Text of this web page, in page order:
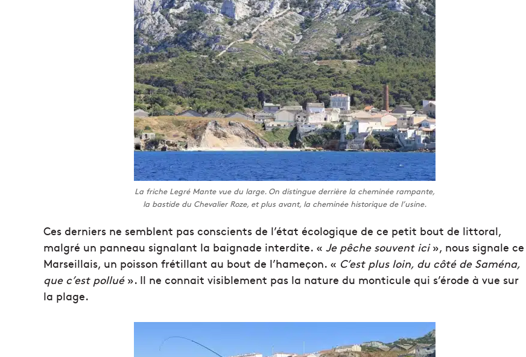
La friche Legré Mante vue du large. On distingue derrière la cheminée rampante,
la bastide du Chevalier Roze, et plus avant, la cheminée historique de l’usine.
Ces derniers ne semblent pas conscients de l’état écologique de ce petit bout de littoral,
malgré un panneau signalant la baignade interdite. « Je pêche souvent ici», nous signale ce
Marseillais, un poisson frétillant au bout de l’hameçon. « C’est plus loin, du côté de Saména,
que c’est pollué». Il ne connait visiblement pas la nature du monticule qui s’érode à vue sur
la plage.